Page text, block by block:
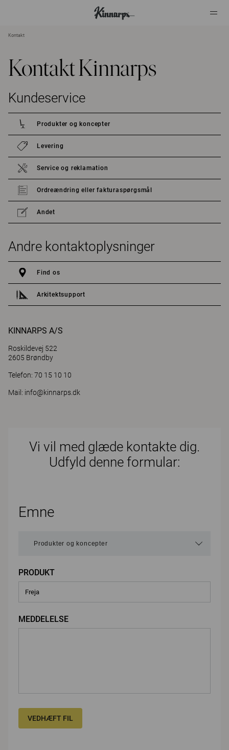
Kontakt
Kontakt Kinnarps
Kundeservice
Produkter og koncepter
Levering
Service og reklamation
Ordreændring eller fakturaspørgsmål
Andet
Andre kontaktoplysninger
Find os
Arkitektsupport
KINNARPS A/S
Roskildevej 522
2605 Brøndby
Telefon: 70 15 10 10
Mail: info@kinnarps.dk
Vi vil med glæde kontakte dig.
Udfyld denne formular:
Emne
PRODUKT
MEDDELELSE
VEDHÆFT FIL